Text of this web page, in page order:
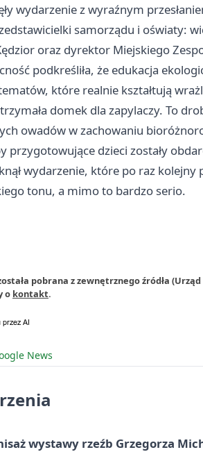
wydarzenie z wyraźnym
samorządu i oświaty:
oraz dyrektor Miejskiego
podkreśliła, że edukacja
które realnie kształtują
domek dla zapylaczy. To
owadów w zachowaniu
przygotowujące dzieci zostały
wydarzenie, które po raz kolejny
tonu, a mimo to bardzo serio.
pobrana z zewnętrznego źródła
o kontakt.
News
wystawy rzeźb Grzegorza